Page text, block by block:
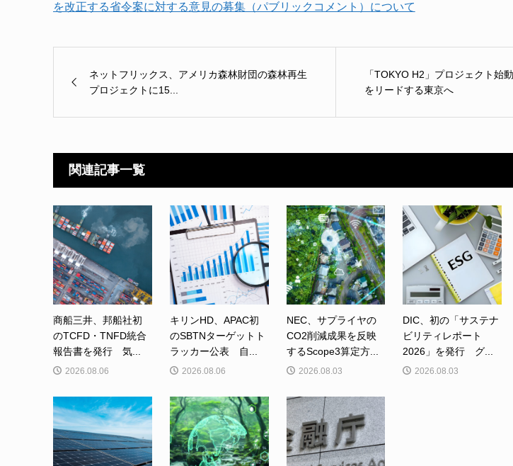
を改正する省令案に対する意見の募集（パブリックコメント）について
ネットフリックス、アメリカ森林財団の森林再生
プロジェクトに15...
「TOKYO H2」プロジェクト
をリードする東京へ
関連記事一覧
商船三井、邦船社初
のTCFD・TNFD統合
報告書を発行 気...
2026.08.06
キリンHD、APAC初
のSBTNターゲットト
ラッカー公表 自...
2026.08.06
NEC、サプライヤの
CO2削減成果を反映
するScope3算定方...
2026.08.03
DIC、初の「サステナ
ビリティレポート
2026」を発行 グ...
2026.08.03